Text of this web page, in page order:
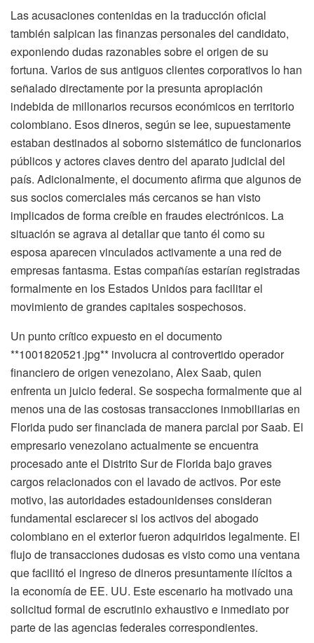
Las acusaciones contenidas en la traducción oficial
también salpican las finanzas personales del candidato,
exponiendo dudas razonables sobre el origen de su
fortuna. Varios de sus antiguos clientes corporativos lo han
señalado directamente por la presunta apropiación
indebida de millonarios recursos económicos en territorio
colombiano. Esos dineros, según se lee, supuestamente
estaban destinados al soborno sistemático de funcionarios
públicos y actores claves dentro del aparato judicial del
país. Adicionalmente, el documento afirma que algunos de
sus socios comerciales más cercanos se han visto
implicados de forma creíble en fraudes electrónicos. La
situación se agrava al detallar que tanto él como su
esposa aparecen vinculados activamente a una red de
empresas fantasma. Estas compañías estarían registradas
formalmente en los Estados Unidos para facilitar el
movimiento de grandes capitales sospechosos.
Un punto crítico expuesto en el documento
**1001820521.jpg** involucra al controvertido operador
financiero de origen venezolano, Alex Saab, quien
enfrenta un juicio federal. Se sospecha formalmente que al
menos una de las costosas transacciones inmobiliarias en
Florida pudo ser financiada de manera parcial por Saab. El
empresario venezolano actualmente se encuentra
procesado ante el Distrito Sur de Florida bajo graves
cargos relacionados con el lavado de activos. Por este
motivo, las autoridades estadounidenses consideran
fundamental esclarecer si los activos del abogado
colombiano en el exterior fueron adquiridos legalmente. El
flujo de transacciones dudosas es visto como una ventana
que facilitó el ingreso de dineros presuntamente ilícitos a
la economía de EE. UU. Este escenario ha motivado una
solicitud formal de escrutinio exhaustivo e inmediato por
parte de las agencias federales correspondientes.